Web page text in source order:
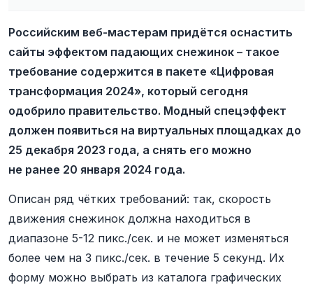
Российским веб-мастерам придётся оснастить
сайты эффектом падающих снежинок – такое
требование содержится в пакете «Цифровая
трансформация 2024», который сегодня
одобрило правительство. Модный спецэффект
должен появиться на виртуальных площадках до
25 декабря 2023 года, а снять его можно
не ранее 20 января 2024 года.
Описан ряд чётких требований: так, скорость
движения снежинок должна находиться в
диапазоне 5-12 пикс./сек. и не может изменяться
более чем на 3 пикс./сек. в течение 5 секунд. Их
форму можно выбрать из каталога графических